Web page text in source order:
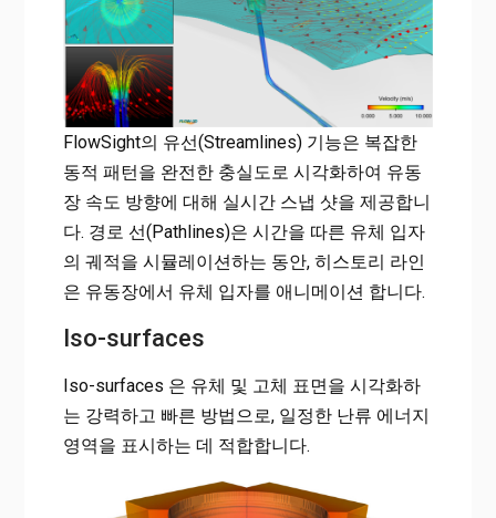
FlowSight의 유선(Streamlines) 기능은 복잡한
동적 패턴을 완전한 충실도로 시각화하여 유동
장 속도 방향에 대해 실시간 스냅 샷을 제공합니
다. 경로 선(Pathlines)은 시간을 따른 유체 입자
의 궤적을 시뮬레이션하는 동안, 히스토리 라인
은 유동장에서 유체 입자를 애니메이션 합니다.
Iso-surfaces
Iso-surfaces 은 유체 및 고체 표면을 시각화하
는 강력하고 빠른 방법으로, 일정한 난류 에너지
영역을 표시하는 데 적합합니다.